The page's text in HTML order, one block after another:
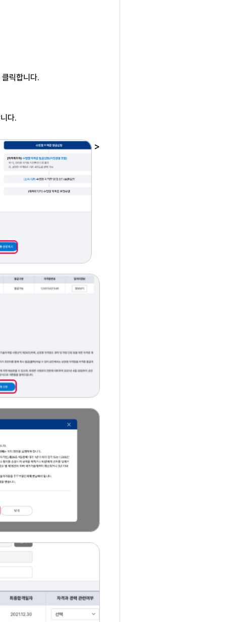
클릭합니다.
다.
>